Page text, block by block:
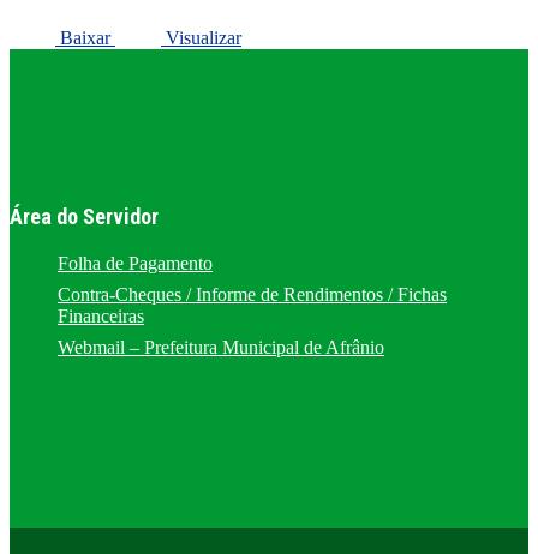
Baixar Visualizar
Área do Servidor
Folha de Pagamento
Contra-Cheques / Informe de Rendimentos / Fichas
Financeiras
Webmail – Prefeitura Municipal de Afrânio